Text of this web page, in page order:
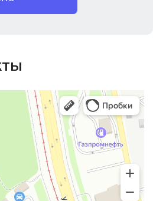
изделия в Екатеринбурге
в Екатеринбурге